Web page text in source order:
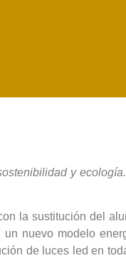
y
la sustitución del
nuevo modelo
de luces led en